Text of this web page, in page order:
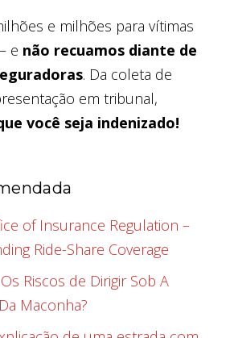
e milhões para vítimas
e não recuamos diante de
. Da coleta de
em tribunal,
você seja indenizado!
of Insurance Regulation –
Ride-Share Coverage
Riscos de Dirigir Sob A
Maconha?